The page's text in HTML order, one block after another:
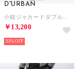
D'URBAN
小紋ジャカードダブルストライプ （ブルー）
￥13,200
33%